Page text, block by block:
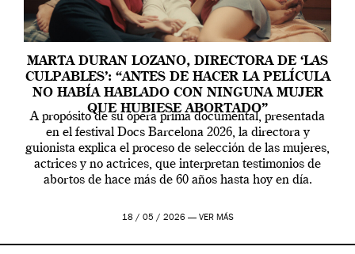
MARTA DURAN LOZANO, DIRECTORA DE ‘LAS
CULPABLES’: “ANTES DE HACER LA PELÍCULA
NO HABÍA HABLADO CON NINGUNA MUJER
QUE HUBIESE ABORTADO”
A propósito de su ópera prima documental, presentada
en el festival Docs Barcelona 2026, la directora y
guionista explica el proceso de selección de las mujeres,
actrices y no actrices, que interpretan testimonios de
abortos de hace más de 60 años hasta hoy en día.
18 / 05 / 2026 — VER MÁS